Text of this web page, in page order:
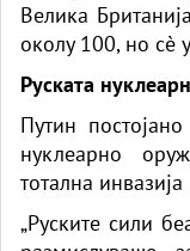
Велика
околу 100, но сè
Руската
Путин
нуклеарно
тотална
„Руските сили